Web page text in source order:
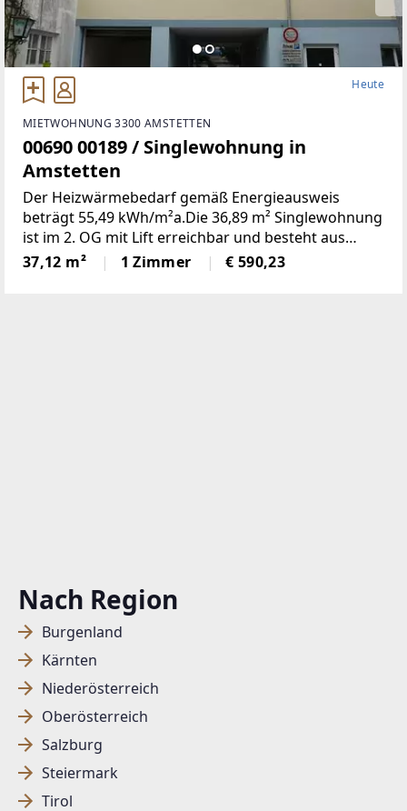
Nach Region
Burgenland
Kärnten
Niederösterreich
Oberösterreich
Salzburg
Steiermark
Tirol
Heute
MIETWOHNUNG 3300 AMSTETTEN
00690 00189 / Singlewohnung in
Amstetten
Der Heizwärmebedarf gemäß Energieausweis
beträgt 55,49 kWh/m²a.Die 36,89 m² Singlewohnung
ist im 2. OG mit Lift erreichbar und besteht aus
folgenden Räumen:Wohnschlafraum, Küche,
Vorzimmer und Bad inkl. WC1 Kellerabteil
37,12 m² 1 Zimmer € 590,23